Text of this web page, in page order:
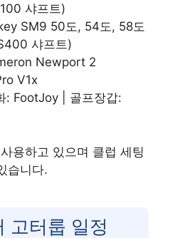
샤프트)
SM9 50도, 54도, 58도
샤프트)
Newport 2
V1x
: FootJoy | 골프장갑:
용하고 있으며 클럽 세팅
습니다.
고터룹 일정